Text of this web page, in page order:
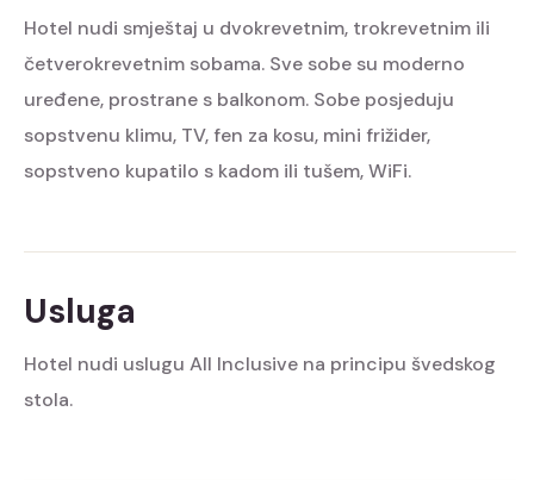
Hotel nudi smještaj u dvokrevetnim, trokrevetnim ili
četverokrevetnim sobama. Sve sobe su moderno
uređene, prostrane s balkonom. Sobe posjeduju
sopstvenu klimu, TV, fen za kosu, mini frižider,
sopstveno kupatilo s kadom ili tušem, WiFi.
Usluga
Hotel nudi uslugu All Inclusive na principu švedskog
stola.